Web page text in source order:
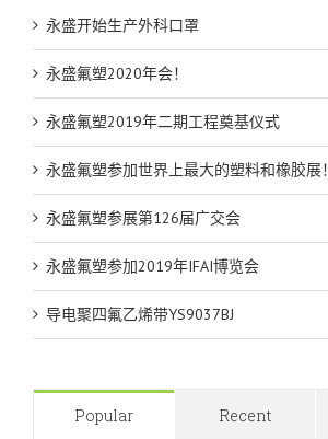
永盛开始生产外科口罩
永盛氟塑2020年会！
永盛氟塑2019年二期工程奠基仪式
永盛氟塑参加世界上最大的塑料和橡胶展！
永盛氟塑参展第126届广交会
永盛氟塑参加2019年IFAI博览会
导电聚四氟乙烯带YS9037BJ
Popular Recent